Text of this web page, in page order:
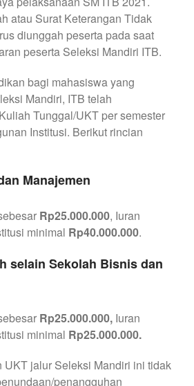
atau Surat Keterangan Tidak
diunggah peserta pada saat
peserta Seleksi Mandiri ITB.
bagi mahasiswa yang
Mandiri, ITB telah
Tunggal/UKT per semester
Institusi. Berikut rincian
Manajemen
Rp25.000.000, Iuran
minimal Rp40.000.000.
selain Sekolah Bisnis dan
Rp25.000.000, Iuran
minimal Rp25.000.000.
UKT jalur Seleksi Mandiri ini tidak
penangguhan